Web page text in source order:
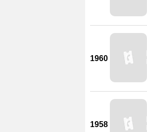
1960
1958